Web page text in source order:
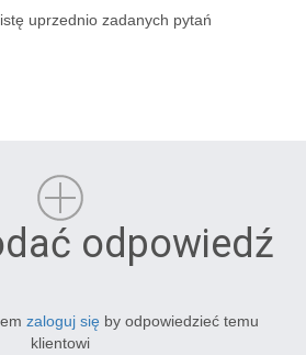
uprzednio zadanych pytań
odpowiedź
zaloguj się by odpowiedzieć temu
klientowi